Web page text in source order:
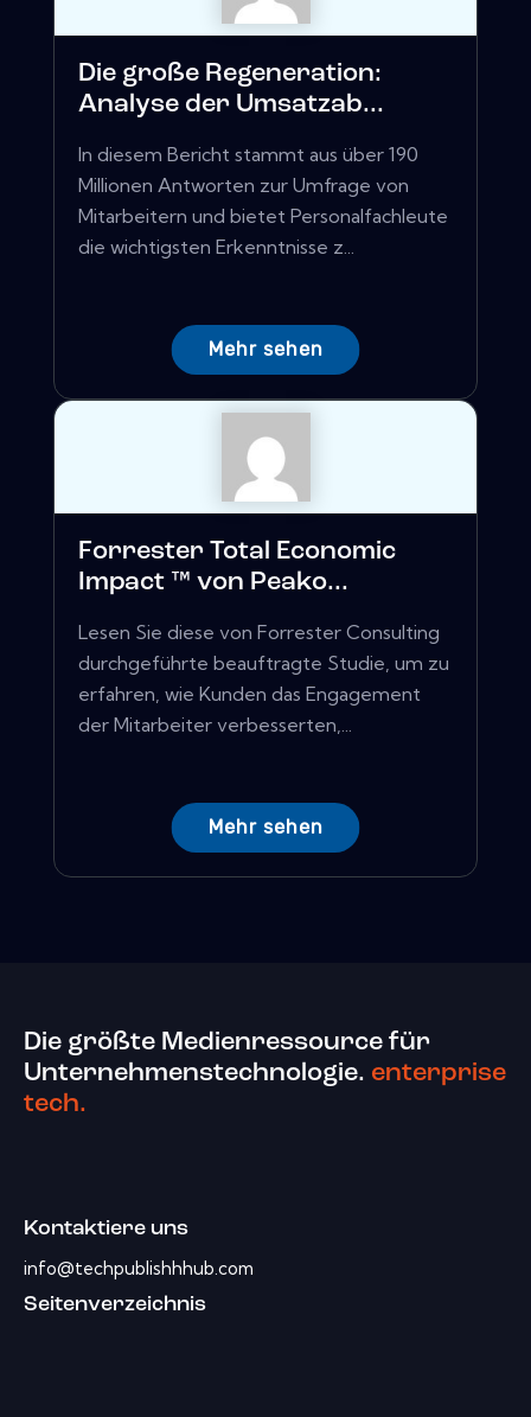
Die große Regeneration:
Analyse der Umsatzab...
In diesem Bericht stammt aus über 190
Millionen Antworten zur Umfrage von
Mitarbeitern und bietet Personalfachleute
die wichtigsten Erkenntnisse z...
Mehr sehen
Forrester Total Economic
Impact ™ von Peako...
Lesen Sie diese von Forrester Consulting
durchgeführte beauftragte Studie, um zu
erfahren, wie Kunden das Engagement
der Mitarbeiter verbesserten,...
Mehr sehen
Die größte Medienressource für
Unternehmenstechnologie. enterprise
tech.
Kontaktiere uns
info@techpublishhhub.com
Seitenverzeichnis